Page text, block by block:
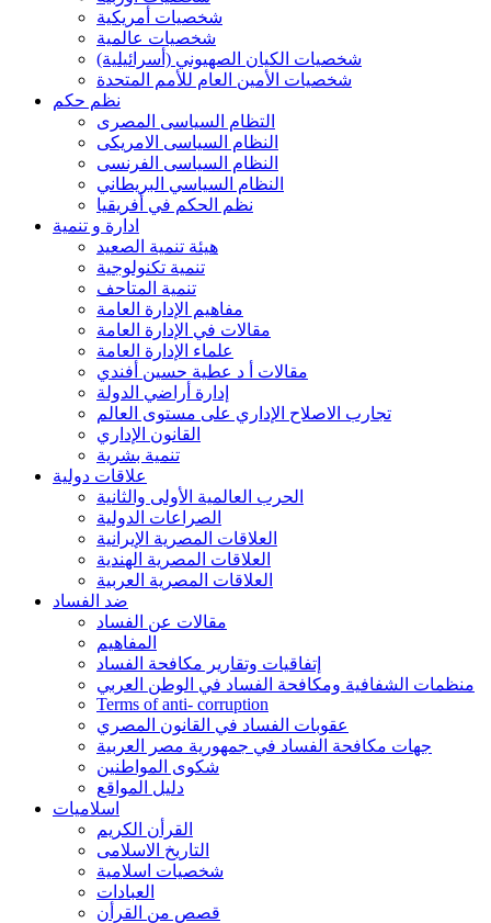
شخصيات أمريكية
شخصيات عالمية
شخصيات الكيان الصهيوني (أسرائيلية)
شخصيات الأمين العام للأمم المتحدة
نظم حكم
التظام السياسى المصرى
النظام السياسى الامريكى
النظام السياسى الفرنسى
النظام السياسي البريطاني
نظم الحكم في أفريقيا
ادارة و تنمية
هيئة تنمية الصعيد
تنمية تكنولوجية
تنمية المتاحف
مفاهيم الإدارة العامة
مقالات في الإدارة العامة
علماء الإدارة العامة
مقالات أ د عطية حسين أفندي
إدارة أراضي الدولة
تجارب الاصلاح الإداري على مستوى العالم
القانون الإداري
تنمية بشرية
علاقات دولية
الحرب العالمية الأولى والثانية
الصراعات الدولية
العلاقات المصرية الإيرانية
العلاقات المصرية الهندية
العلاقات المصرية العربية
ضد الفساد
مقالات عن الفساد
المفاهيم
إتفاقيات وتقارير مكافحة الفساد
منظمات الشفافية ومكافحة الفساد في الوطن العربي
Terms of anti- corruption
عقوبات الفساد في القانون المصري
جهات مكافحة الفساد في جمهورية مصر العربية
شكوى المواطنين
دليل المواقع
اسلاميات
القرأن الكريم
التاريخ الاسلامى
شخصيات اسلامية
العبادات
قصص من القرأن